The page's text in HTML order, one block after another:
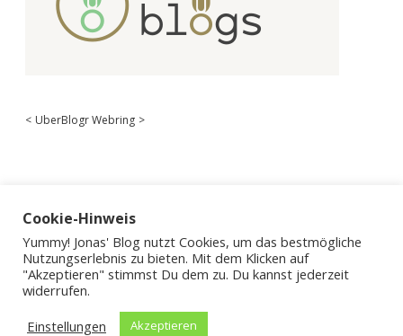
< UberBlogr Webring >
Cookie-Hinweis
Yummy! Jonas' Blog nutzt Cookies, um das bestmögliche
Nutzungserlebnis zu bieten. Mit dem Klicken auf
"Akzeptieren" stimmst Du dem zu. Du kannst jederzeit
widerrufen.
Einstellungen
Akzeptieren